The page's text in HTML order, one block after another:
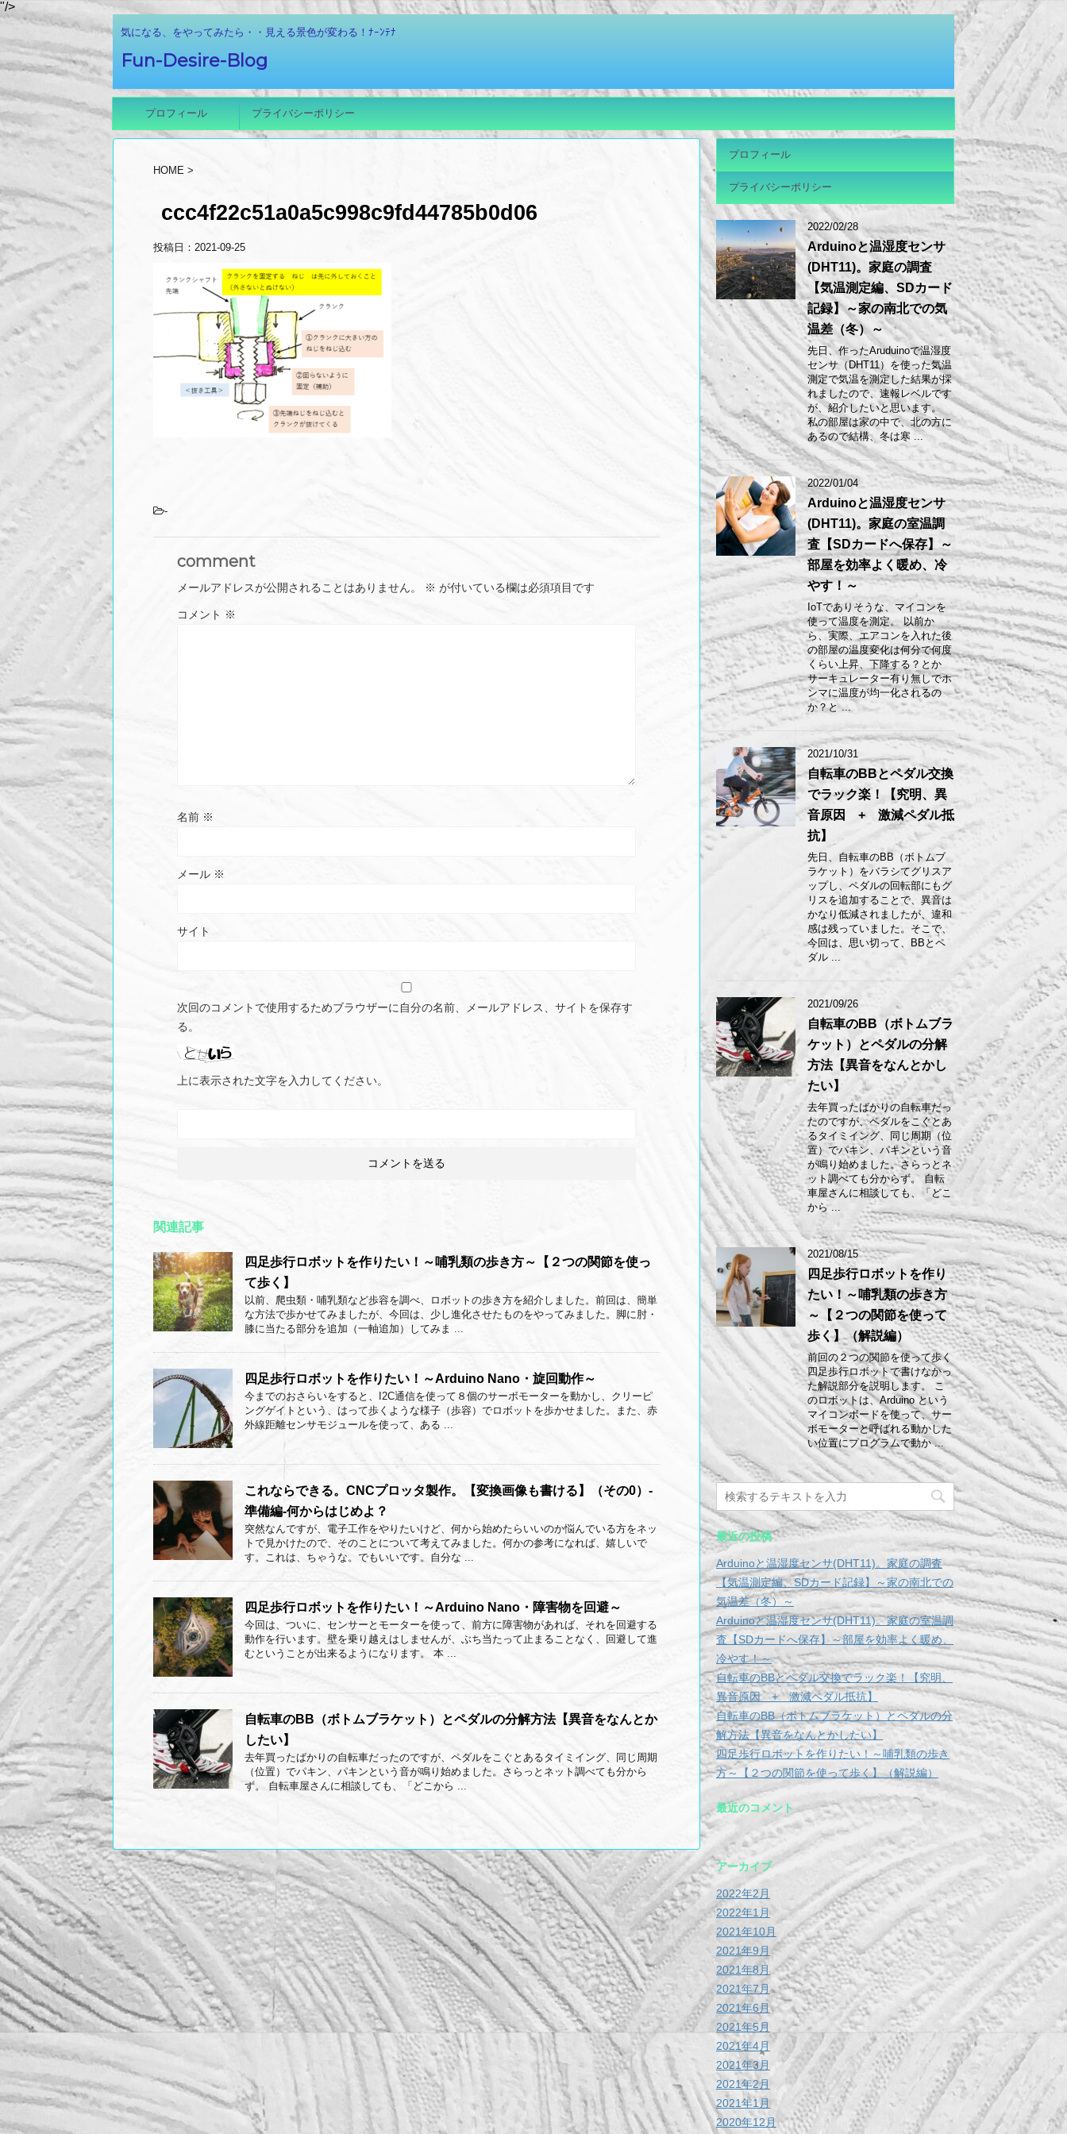
"/>
気になる、をやってみたら・・見える景色が変わる！ﾅｰﾝﾃﾅ
Fun-Desire-Blog
プロフィール プライバシーポリシー
HOME >
ccc4f22c51a0a5c998c9fd44785b0d06
投稿日： 2021-09-25
-
comment
メールアドレスが公開されることはありません。 ※ が付いている欄は必須項目です
コメント ※
名前 ※
メール ※
サイト
次回のコメントで使用するためブラウザーに自分の名前、メールアドレス、サイトを保存す
る。
上に表示された文字を入力してください。
関連記事
四足歩行ロボットを作りたい！～哺乳類の歩き方～【２つの関節を使っ
て歩く】
以前、爬虫類・哺乳類など歩容を調べ、ロボットの歩き方を紹介しました。前回は、簡単
な方法で歩かせてみましたが、今回は、少し進化させたものをやってみました。脚に肘・
膝に当たる部分を追加（一軸追加）してみま ...
四足歩行ロボットを作りたい！～Arduino Nano・旋回動作～
今までのおさらいをすると、I2C通信を使って８個のサーボモーターを動かし、クリーピ
ングゲイトという、はって歩くような様子（歩容）でロボットを歩かせました。また、赤
外線距離センサモジュールを使って、ある ...
これならできる。CNCプロッタ製作。【変換画像も書ける】（その0）-
準備編-何からはじめよ？
突然なんですが、電子工作をやりたいけど、何から始めたらいいのか悩んでいる方をネッ
トで見かけたので、そのことについて考えてみました。何かの参考になれば、嬉しいで
す。これは、ちゃうな。でもいいです。自分な ...
四足歩行ロボットを作りたい！～Arduino Nano・障害物を回避～
今回は、ついに、センサーとモーターを使って、前方に障害物があれば、それを回避する
動作を行います。壁を乗り越えはしませんが、ぶち当たって止まることなく、回避して進
むということが出来るようになります。 本 ...
自転車のBB（ボトムブラケット）とペダルの分解方法【異音をなんとか
したい】
去年買ったばかりの自転車だったのですが、ペダルをこぐとあるタイミイング、同じ周期
（位置）でパキン、パキンという音が鳴り始めました。さらっとネット調べても分から
ず。 自転車屋さんに相談しても、「どこから ...
プロフィール
プライバシーポリシー
2022/02/28
Arduinoと温湿度センサ
(DHT11)。家庭の調査
【気温測定編、SDカード
記録】～家の南北での気
温差（冬）～
先日、作ったAruduinoで温湿度
センサ（DHT11）を使った気温
測定で気温を測定した結果が採
れましたので、速報レベルです
が、紹介したいと思います。
私の部屋は家の中で、北の方に
あるので結構、冬は寒 ...
2022/01/04
Arduinoと温湿度センサ
(DHT11)。家庭の室温調
査【SDカードへ保存】～
部屋を効率よく暖め、冷
やす！～
IoTでありそうな、マイコンを
使って温度を測定。 以前か
ら、実際、エアコンを入れた後
の部屋の温度変化は何分で何度
くらい上昇、下降する？とか
サーキュレーター有り無しでホ
ンマに温度が均一化されるの
か？と ...
2021/10/31
自転車のBBとペダル交換
でラック楽！【究明、異
音原因 + 激減ペダル抵
抗】
先日、自転車のBB（ボトムブ
ラケット）をバラシてグリスア
ップし、ペダルの回転部にもグ
リスを追加することで、異音は
かなり低減されましたが、違和
感は残っていました。そこで、
今回は、思い切って、BBとペ
ダル ...
2021/09/26
自転車のBB（ボトムブラ
ケット）とペダルの分解
方法【異音をなんとかし
たい】
去年買ったばかりの自転車だっ
たのですが、ペダルをこぐとあ
るタイミイング、同じ周期（位
置）でパキン、パキンという音
が鳴り始めました。さらっとネ
ット調べても分からず。 自転
車屋さんに相談しても、「どこ
から ...
2021/08/15
四足歩行ロボットを作り
たい！～哺乳類の歩き方
～【２つの関節を使って
歩く】（解説編）
前回の２つの関節を使って歩く
四足歩行ロボットで書けなかっ
た解説部分を説明します。 こ
のロボットは、Arduino という
マイコンボードを使って、サー
ボモーターと呼ばれる動かした
い位置にプログラムで動か ...
最近の投稿
Arduinoと温湿度センサ(DHT11)。家庭の調査
【気温測定編、SDカード記録】～家の南北での
気温差（冬）～
Arduinoと温湿度センサ(DHT11)。家庭の室温調
査【SDカードへ保存】～部屋を効率よく暖め、
冷やす！～
自転車のBBとペダル交換でラック楽！【究明、
異音原因 + 激減ペダル抵抗】
自転車のBB（ボトムブラケット）とペダルの分
解方法【異音をなんとかしたい】
四足歩行ロボットを作りたい！～哺乳類の歩き
方～【２つの関節を使って歩く】（解説編）
最近のコメント
アーカイブ
2022年2月
2022年1月
2021年10月
2021年9月
2021年8月
2021年7月
2021年6月
2021年5月
2021年4月
2021年3月
2021年2月
2021年1月
2020年12月